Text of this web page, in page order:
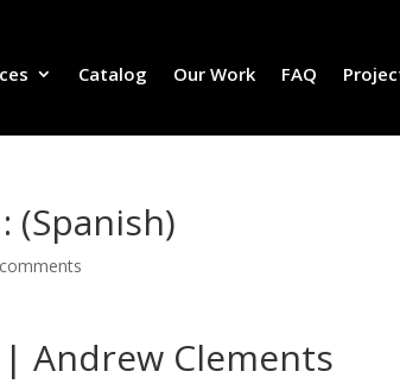
Catalog Our Work FAQ
(Spanish)
Andrew Clements